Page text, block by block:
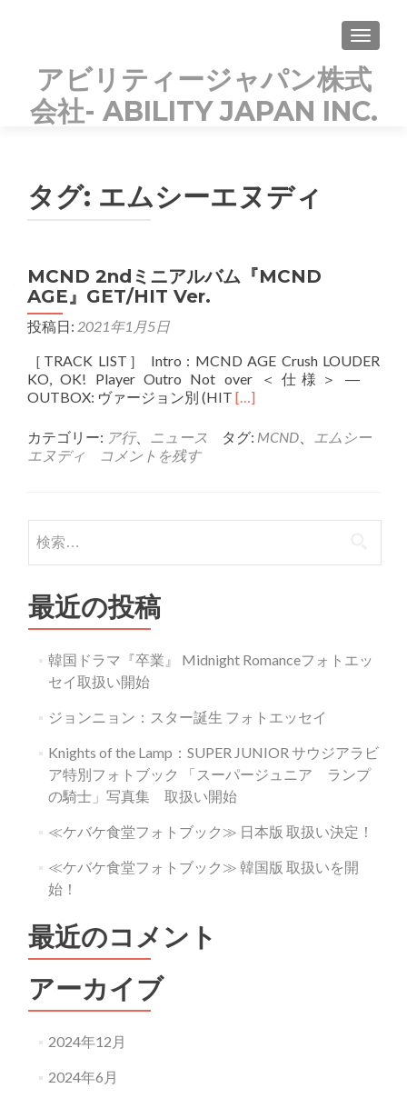
アビリティージャパン株式
会社- ABILITY JAPAN INC.
タグ: エムシーエヌディ
MCND 2ndミニアルバム『MCND
AGE』GET/HIT Ver.
投稿日: 2021年1月5日
［TRACK LIST］ Intro : MCND AGE Crush LOUDER
KO, OK! Player Outro Not over ＜仕様＞ ―
OUTBOX: ヴァージョン別 (HIT Read
about
MCND
ア
[…]
カテゴリー: ア行、 ニュース タグ: MCND
エムシー
エヌディ
コメントを残す
索:
最近の投稿
韓国ドラマ『卒業』 Midnight Romanceフォトエッ
セイ取扱い開始
ジョンニョン：スター誕生 フォトエッセイ
Knights of the Lamp：SUPER JUNIOR サウジアラビ
ア特別フォトブック 「スーパージュニア ランプ
の騎士」写真集 取扱い開始
≪ケバケ食堂フォトブック≫ 日本版 取扱い決定！
≪ケバケ食堂フォトブック≫ 韓国版 取扱いを開
始！
最近のコメント
アーカイブ
2024年12月
2024年6月